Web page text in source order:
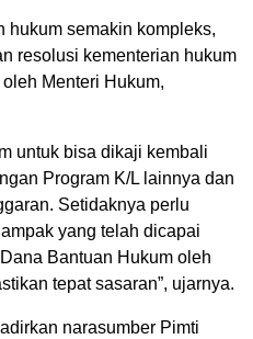
hukum semakin kompleks,
resolusi kementerian hukum
Menteri Hukum,
untuk bisa dikaji kembali
Program K/L lainnya dan
Setidaknya perlu
yang telah dicapai
Bantuan Hukum oleh
tepat sasaran”, ujarnya.
narasumber Pimti